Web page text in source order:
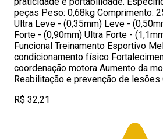
peças Peso: 0,68kg Comprimento:
Ultra Leve - (0,35mm) Leve -
Forte - (0,90mm) Ultra Forte -
Funcional Treinamento Esportivo
condicionamento físico
coordenação motora Aumento da
Reabilitação e prevenção de lesões
R$ 32,21